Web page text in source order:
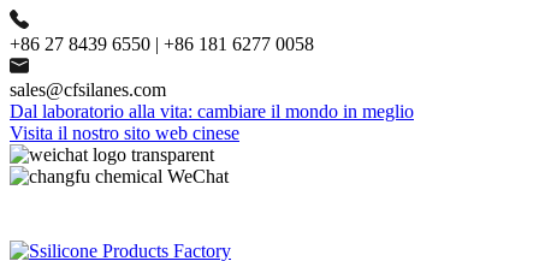
+86 27 8439 6550 | +86 181 6277 0058
sales@cfsilanes.com
Dal laboratorio alla vita: cambiare il mondo in meglio
Visita il nostro sito web cinese